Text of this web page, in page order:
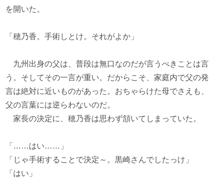
を開いた。
「穂乃香。手術しとけ。それがよか」
九州出身の父は、普段は無口なのだが言うべきことは言
う。そしてその一言が重い。だからこそ、家庭内で父の発
言は絶対に近いものがあった。おちゃらけた母でさえも、
父の言葉には逆らわないのだ。
家長の決定に、穂乃香は思わず頷いてしまっていた。
「……はい……」
「じゃ手術することで決定～。黒崎さんでしたっけ」
「はい」